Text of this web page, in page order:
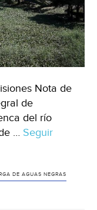
Nota de
de
del río
… Seguir
DE AGUAS NEGRAS